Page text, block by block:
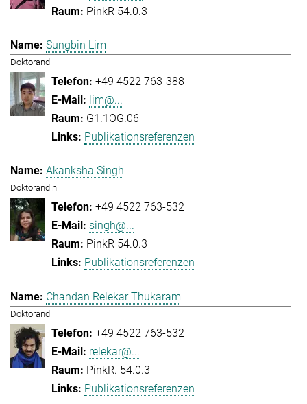
PinkR 54.0.3
Sungbin Lim
Doktorand
+49 4522 763-388
lim@...
G1.1OG.06
Publikationsreferenzen
Akanksha Singh
Doktorandin
+49 4522 763-532
singh@...
PinkR 54.0.3
Publikationsreferenzen
Chandan Relekar Thukaram
Doktorand
+49 4522 763-532
relekar@...
PinkR. 54.0.3
Publikationsreferenzen